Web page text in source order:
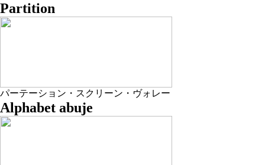
Partition
パーテーション・スクリーン・ヴォレー
Alphabet abuje